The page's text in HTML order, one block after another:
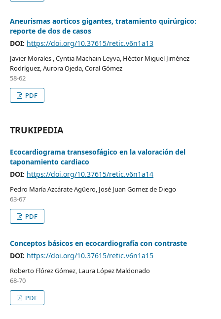
Aneurismas aorticos gigantes, tratamiento quirúrgico:
reporte de dos de casos
DOI: https://doi.org/10.37615/retic.v6n1a13
Javier Morales , Cyntia Machain Leyva, Héctor Miguel Jiménez
Rodríguez, Aurora Ojeda, Coral Gómez
58-62
PDF
TRUKIPEDIA
Ecocardiograma transesofágico en la valoración del
taponamiento cardiaco
DOI: https://doi.org/10.37615/retic.v6n1a14
Pedro María Azcárate Agüero, José Juan Gomez de Diego
63-67
PDF
Conceptos básicos en ecocardiografía con contraste
DOI: https://doi.org/10.37615/retic.v6n1a15
Roberto Flórez Gómez, Laura López Maldonado
68-70
PDF